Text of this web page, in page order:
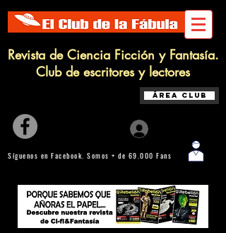
Revista de Ciencia Ficción y Fantasía.
Club de escritores y lectores
Área Club
Síguenos en Facebook. Somos + de 69.000 Fans